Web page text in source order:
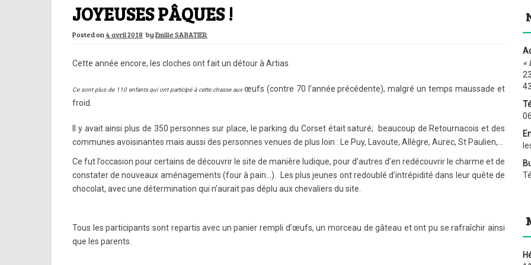
JOYEUSES PÂQUES !
Posted on4 avril 2018 byEmilie SABATIER
Cette année encore, les cloches ont fait un détour à Artias.
Ce sont plus de 110 enfants qui ont participé à cette chasse auxœufs (contre 70 l’année précédente), malgré un temps maussade et
froid.
Il y avait ainsi plus de 350 personnes sur place, le parking du Corset était saturé; beaucoup de Retournacois et des
communes avoisinantes mais aussi des personnes venues de plus loin : Le Puy, Lavoute, Allègre, Aurec, St Paulien,…
Ce fut l’occasion pour certains de découvrir le site de manière ludique, pour d’autres d’en redécouvrir le charme et de
constater de nouveaux aménagements (four à pain…). Les plus jeunes ont redoublé d’intrépidité dans leur quête de
chocolat, avec une détermination qui n’aurait pas déplu aux chevaliers du site.
Tous les participants sont repartis avec un panier rempli d’œufs, un morceau de gâteau et ont pu se rafraîchir ainsi
que les parents.
«